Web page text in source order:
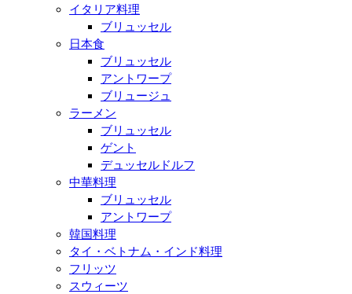
イタリア料理
ブリュッセル
日本食
ブリュッセル
アントワープ
ブリュージュ
ラーメン
ブリュッセル
ゲント
デュッセルドルフ
中華料理
ブリュッセル
アントワープ
韓国料理
タイ・ベトナム・インド料理
フリッツ
スウィーツ